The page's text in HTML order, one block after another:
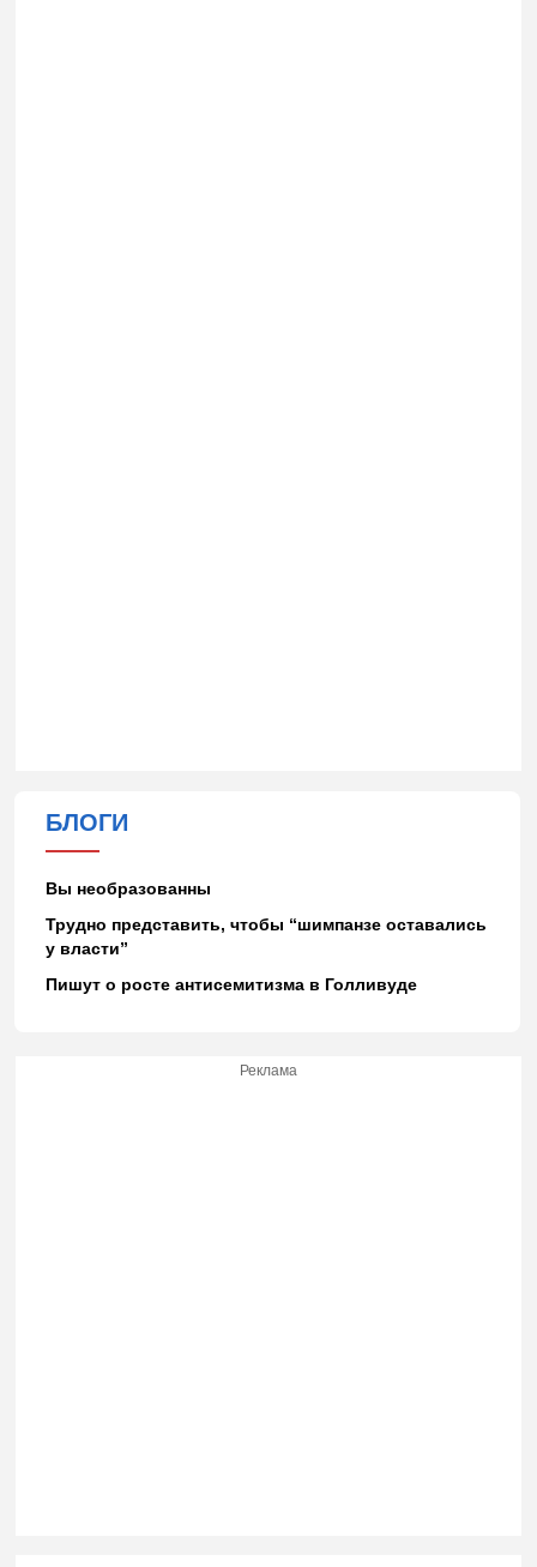
БЛОГИ
Вы необразованны
Трудно представить, чтобы “шимпанзе оставались
у власти”
Пишут о росте антисемитизма в Голливуде
Реклама